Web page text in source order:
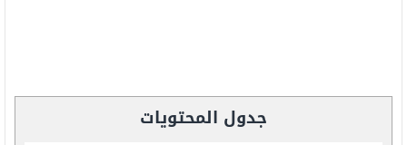
جدول المحتويات